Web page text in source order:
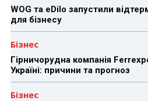
WOG та eDilo запустили
для бізнесу
Бізнес
Гірничорудна компанія
Україні: причини та прогноз
Бізнес